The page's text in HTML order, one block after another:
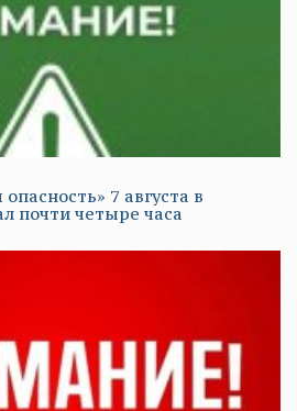
7 августа в
почти четыре часа